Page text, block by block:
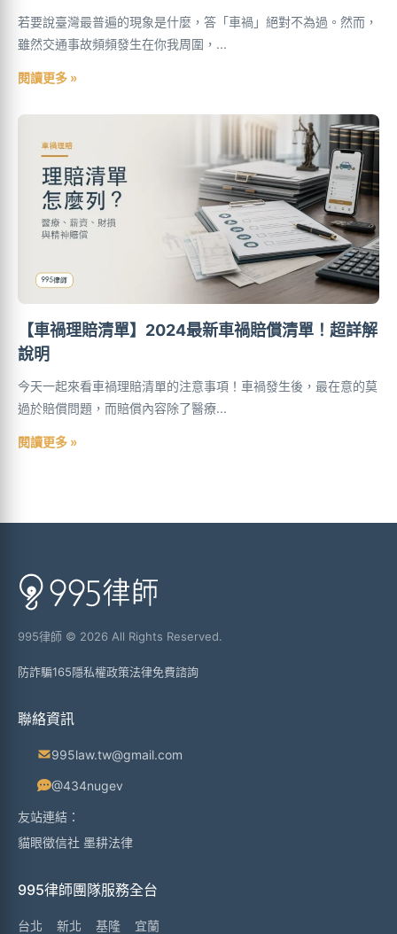
若要說臺灣最普遍的現象是什麼，答「車禍」絕對不為過。然而，
雖然交通事故頻頻發生在你我周圍，...
閱讀更多 »
【車禍理賠清單】2024最新車禍賠償清單！超詳解
說明
今天一起來看車禍理賠清單的注意事項！車禍發生後，最在意的莫
過於賠償問題，而賠償內容除了醫療...
閱讀更多 »
995律師 © 2026 All Rights Reserved.
防詐騙165隱私權政策法律免費諮詢
聯絡資訊
995law.tw@gmail.com
@434nugev
友站連結：
貓眼徵信社 墨耕法律
995律師團隊服務全台
台北 新北 基隆 宜蘭